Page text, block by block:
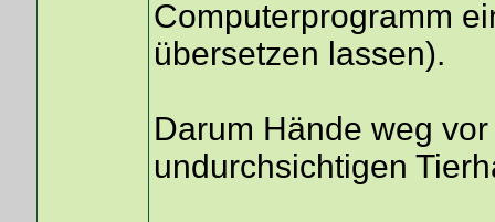
Computerprogramm
übersetzen lassen).
Darum Hände weg
undurchsichtigen